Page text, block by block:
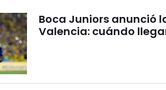
Boca Juniors anunció
Valencia: cuándo